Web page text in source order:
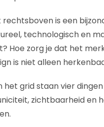
is een
technologisch en
Hoe zorg je dat het
is niet alleen
het grid staan vier
zichtbaarheid en